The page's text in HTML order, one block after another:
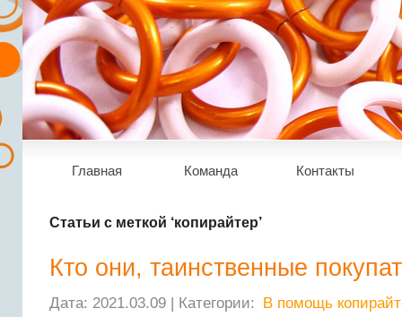
Главная Команда Контакты
Статьи с меткой ‘копирайтер’
Кто они, таинственные
Дата: 2021.03.09 | Категории:
В помощь